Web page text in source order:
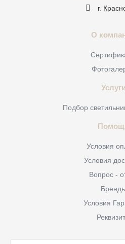
г.
О
Услуги
Подбор
Условия
Условия
Вопрос -
Условия